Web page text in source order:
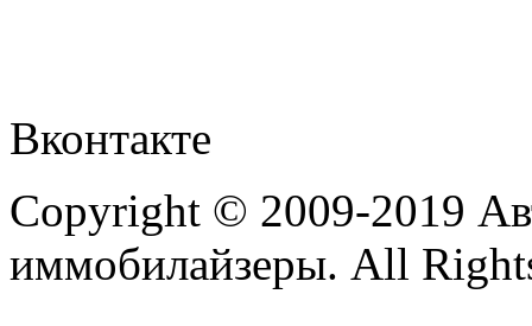
Вконтакте
Copyright © 2009-2019
иммобилайзеры. All